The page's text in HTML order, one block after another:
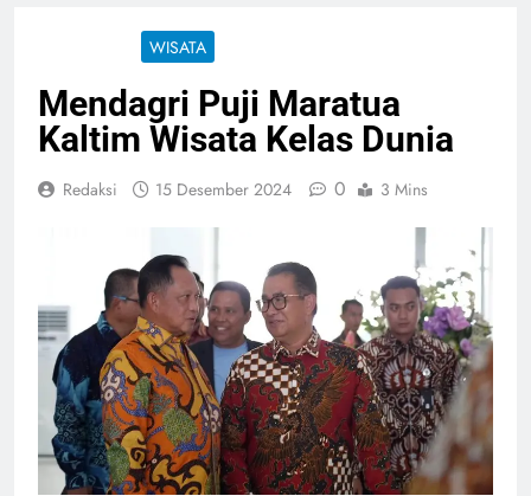
WISATA
Mendagri Puji Maratua
Kaltim Wisata Kelas Dunia
Redaksi 15 Desember 2024 0 3 Mins